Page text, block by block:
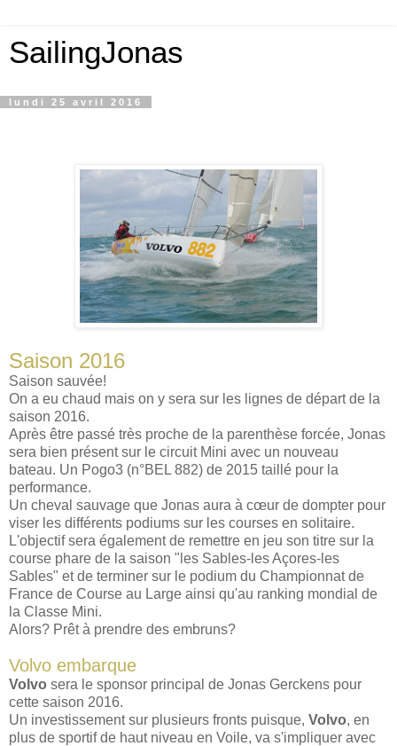
SailingJonas
lundi 25 avril 2016
Saison 2016
Saison sauvée!
On a eu chaud mais on y sera sur les lignes de départ de la
saison 2016.
Après être passé très proche de la parenthèse forcée, Jonas
sera bien présent sur le circuit Mini avec un nouveau
bateau. Un Pogo3 (n°BEL 882) de 2015 taillé pour la
performance.
Un cheval sauvage que Jonas aura à cœur de dompter pour
viser les différents podiums sur les courses en solitaire.
L'objectif sera également de remettre en jeu son titre sur la
course phare de la saison "les Sables-les Açores-les
Sables" et de terminer sur le podium du Championnat de
France de Course au Large ainsi qu'au ranking mondial de
la Classe Mini.
Alors? Prêt à prendre des embruns?
Volvo embarque
Volvo sera le sponsor principal de Jonas Gerckens pour
cette saison 2016.
Un investissement sur plusieurs fronts puisque, Volvo, en
plus de sportif de haut niveau en Voile, va s'impliquer avec